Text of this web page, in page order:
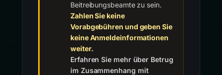
Beitreibungsbeamte zu sein.
Zahlen Sie keine
Vorabgebühren und geben Sie
keine Anmeldeinformationen
weiter.
Erfahren Sie mehr über Betrug
im Zusammenhang mit